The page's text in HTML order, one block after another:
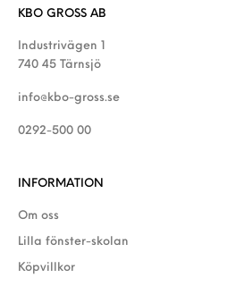
KBO GROSS AB
Industrivägen 1
740 45 Tärnsjö
info@kbo-gross.se
0292-500 00
INFORMATION
Om oss
Lilla fönster-skolan
Köpvillkor